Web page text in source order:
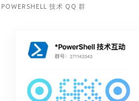
POWERSHELL 技术 QQ 群